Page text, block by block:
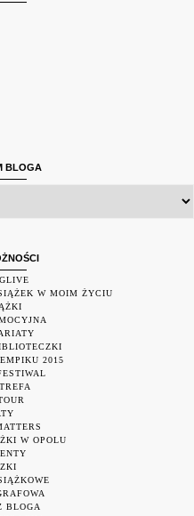
BLOGA
W MOIM ŻYCIU
2015
W OPOLU
BLOGA